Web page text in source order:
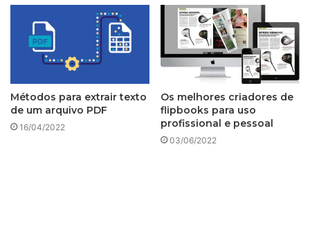
Métodos para extrair texto
de um arquivo PDF
16/04/2022
Os melhores criadores de
flipbooks para uso
profissional e pessoal
03/06/2022